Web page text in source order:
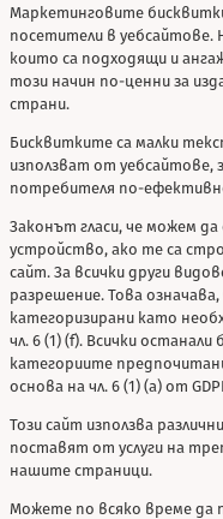
Маркетинговите
посетители в уебсайтове.
които са подходящи и
този начин по-ценни за
страни.
Бисквитките са малки
използват от уебсайтове,
потребителя по-
Законът гласи, че можем
устройство, ако те са
сайт. За всички други
разрешение. Това
категоризирани като
чл. 6 (1) (f). Всички
категориите
основа на чл. 6 (1) (a) от
Този сайт използва
поставят от услуги на
нашите страници.
Можете по всяко време да